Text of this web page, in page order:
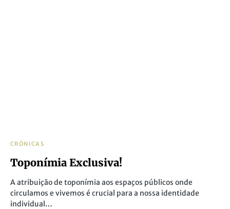
CRÓNICAS
Toponímia Exclusiva!
A atribuição de toponímia aos espaços públicos onde
circulamos e vivemos é crucial para a nossa identidade
individual…